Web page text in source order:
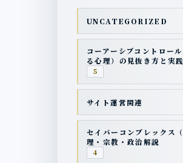
UNCATEGORIZED
コーアーシブコントロー
る心理）の見抜き方と実
5
サイト運営関連
セイバーコンプレックス
理・宗教・政治解説
4